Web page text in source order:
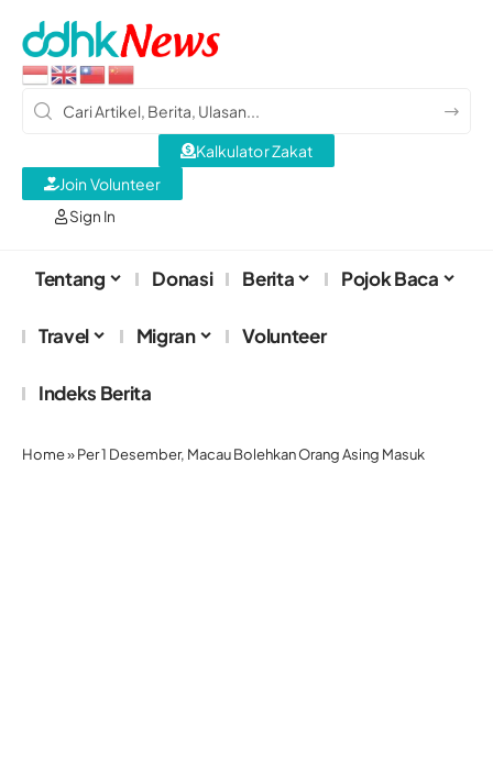
Sign In
Kalkulator Zakat
Join Volunteer
Tentang Donasi Berita Pojok Baca
Travel Migran Volunteer
Indeks Berita
Home»Per 1 Desember, Macau Bolehkan Orang Asing Masuk